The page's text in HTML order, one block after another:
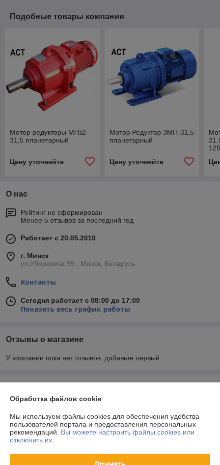
Подобные товары компании
Мотор редукторы МПз2-
31,5 планетарный
Цену уточняйте
Мотор Редуктор 3МП-31,5
планетарный
Цену уточняйте
О нас
Рейтинг не сформирован
Менее 5 отзывов за последний год
Работает с 20.05.2010
г. Минск
ул.Уборевича 99 , Минск, Беларусь
Контакты
Сегодня работает с 08:00 до 17:00
Показать весь график работы
Отзывы о магазине
У компании пока нет отзывов, добавьте первый
Доставка и оплата
График работы
Обработка файлов cookie
Мы используем файлы cookies для обеспечения удобства
пользователей портала и предоставления персональных
рекомендаций. Вы можете настроить файлы cookies или
отключить их.